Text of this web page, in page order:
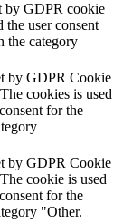
by GDPR cookie
the user consent
the category
by GDPR Cookie
cookies is used
for the
by GDPR Cookie
cookie is used
for the
"Other.